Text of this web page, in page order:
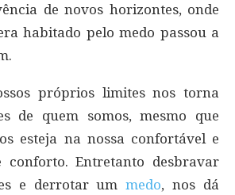
de novos horizontes, onde
habitado pelo medo passou a
próprios limites nos torna
de quem somos, mesmo que
esteja na nossa confortável e
conforto. Entretanto desbravar
e derrotar ummedo, nos dá